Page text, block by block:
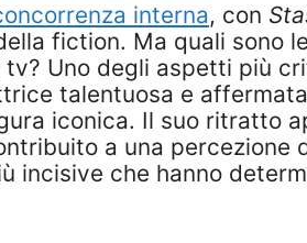
interna, con
fiction. Ma quali sono
Uno degli aspetti più
talentuosa e
iconica. Il suo ritratto
a una
incisive che hanno